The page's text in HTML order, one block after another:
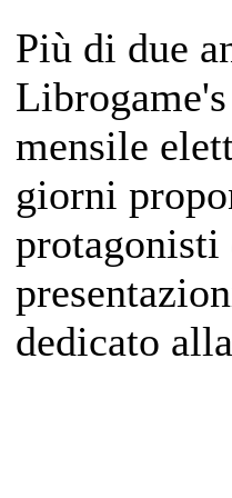
Più di due
mensile
giorni
protagonisti
dedicato